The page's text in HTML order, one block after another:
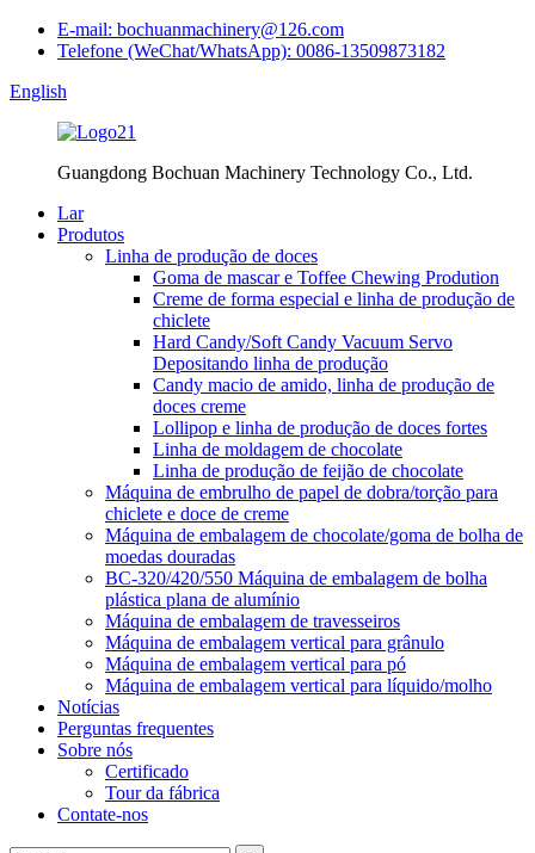
E-mail: bochuanmachinery@126.com
Telefone (WeChat/WhatsApp): 0086-13509873182
English
Guangdong Bochuan Machinery Technology Co., Ltd.
Lar
Produtos
Linha de produção de doces
Goma de mascar e Toffee Chewing Prodution
Creme de forma especial e linha de produção de
chiclete
Hard Candy/Soft Candy Vacuum Servo
Depositando linha de produção
Candy macio de amido, linha de produção de
doces creme
Lollipop e linha de produção de doces fortes
Linha de moldagem de chocolate
Linha de produção de feijão de chocolate
Máquina de embrulho de papel de dobra/torção para
chiclete e doce de creme
Máquina de embalagem de chocolate/goma de bolha de
moedas douradas
BC-320/420/550 Máquina de embalagem de bolha
plástica plana de alumínio
Máquina de embalagem de travesseiros
Máquina de embalagem vertical para grânulo
Máquina de embalagem vertical para pó
Máquina de embalagem vertical para líquido/molho
Notícias
Perguntas frequentes
Sobre nós
Certificado
Tour da fábrica
Contate-nos